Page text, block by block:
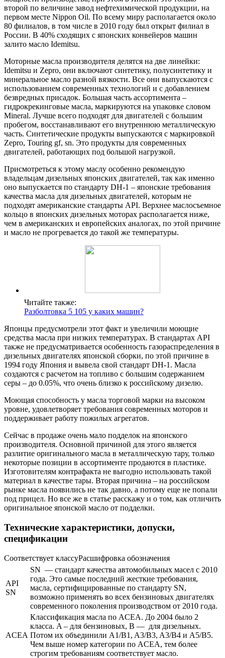
второй по величине завод нефтехимической продукции, на
первом месте Nippon Oil. По всему миру располагается около
80 филиалов, в том числе в 2010 году был открыт филиал в
России. В 40% сходящих с японских конвейеров машин
залито масло Idemitsu.
Моторные масла производителя делятся на две линейки:
Idemitsu и Zepro, они включают синтетику, полусинтетику и
минеральное масло разной вязкости. Все они выпускаются с
использованием современных технологий и с добавлением
безвредных присадок. Большая часть ассортимента –
гидрокрекинговые масла, маркируются на упаковке словом
Mineral. Лучше всего подходят для двигателей с большим
пробегом, восстанавливают его внутреннюю металлическую
часть. Синтетические продукты выпускаются с маркировкой
Zepro, Touring gf, sn. Это продукты для современных
двигателей, работающих под большой нагрузкой.
Присмотреться к этому маслу особенно рекомендую
владельцам дизельных японских двигателей, так как именно
оно выпускается по стандарту DH-1 – японские требования
качества масла для дизельных двигателей, которым не
подходят американские стандарты API. Верхнее маслосъемное
кольцо в японских дизельных моторах располагается ниже,
чем в американских и европейских аналогах, по этой причине
и масло не прогревается до такой же температуры.
Читайте также:
Разболтовка 5 105 у каких машин?
Японцы предусмотрели этот факт и увеличили моющие
средства масла при низких температурах. В стандартах API
также не предусматривается особенность газораспределения в
дизельных двигателях японской сборки, по этой причине в
1994 году Япония и вывела свой стандарт DH-1. Масла
создаются с расчетом на топливо с большим содержанием
серы – до 0.05%, что очень близко к российскому дизелю.
Моющая способность у масла торговой марки на высоком
уровне, удовлетворяет требования современных моторов и
поддерживает работу пожилых агрегатов.
Сейчас в продаже очень мало подделок на японского
производителя. Основной причиной для этого является
разлитие оригинального масла в металлическую тару, только
некоторые позиции в ассортименте продаются в пластике.
Изготовителям контрафакта не выгодно использовать такой
материал в качестве тары. Вторая причина – на российском
рынке масла появились не так давно, а потому еще не попали
под прицел. Но все же в статье расскажу и о том, как отличить
оригинальное японской масло от подделки.
Технические характеристики, допуски,
спецификации
Соответствует классуРасшифровка обозначения
API
SN
SN — стандарт качества автомобильных масел с 2010
года. Это самые последний жесткие требования,
масла, сертифицированные по стандарту SN,
возможно применять во всех бензиновых двигателях
современного поколения производством от 2010 года.
ACEA
Классификация масла по ACEA. До 2004 было 2
класса. A – для бензиновых, B — для дизельных.
Потом их объединили A1/B1, A3/B3, A3/B4 и A5/B5.
Чем выше номер категории по ACEA, тем более
строгим требованиям соответствует масло.